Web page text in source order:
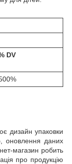
DV
дизайн упаковки
оновлення даних
магазин робить
про продукцію